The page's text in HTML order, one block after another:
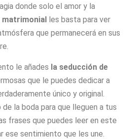
donde solo el amor y la
matrimonial
les basta para ver
que permanecerá en sus
le añades la seducción de
que le puedes dedicar a
único y original.
la boda para que lleguen a tus
frases que puedes leer en este
ese sentimiento que les une.